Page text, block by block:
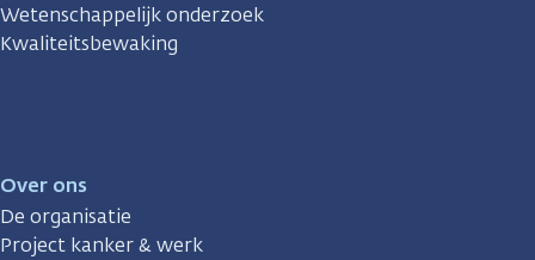
Wetenschappelijk onderzoek
Kwaliteitsbewaking
Over ons
De organisatie
Project kanker & werk